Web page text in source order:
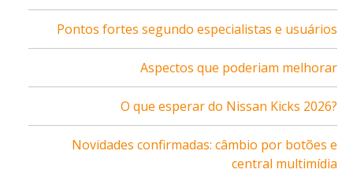
Pontos fortes segundo especialistas e usuários
Aspectos que poderiam melhorar
O que esperar do Nissan Kicks 2026?
Novidades confirmadas: câmbio por botões e
central multimídia